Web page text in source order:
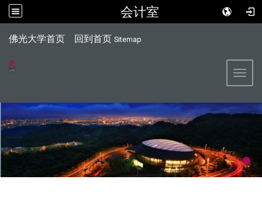
会计室
佛光大学首页 回到首页 Sitemap